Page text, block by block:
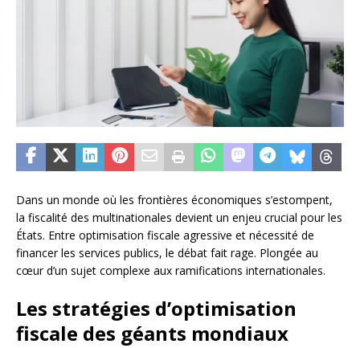
Dans un monde où les frontières économiques s’estompent,
la fiscalité des multinationales devient un enjeu crucial pour les
États. Entre optimisation fiscale agressive et nécessité de
financer les services publics, le débat fait rage. Plongée au
cœur d’un sujet complexe aux ramifications internationales.
Les stratégies d’optimisation
fiscale des géants mondiaux